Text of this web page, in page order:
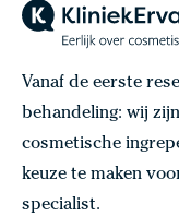
Vanaf de eerste
behandeling: wij
cosmetische
keuze te maken
specialist.